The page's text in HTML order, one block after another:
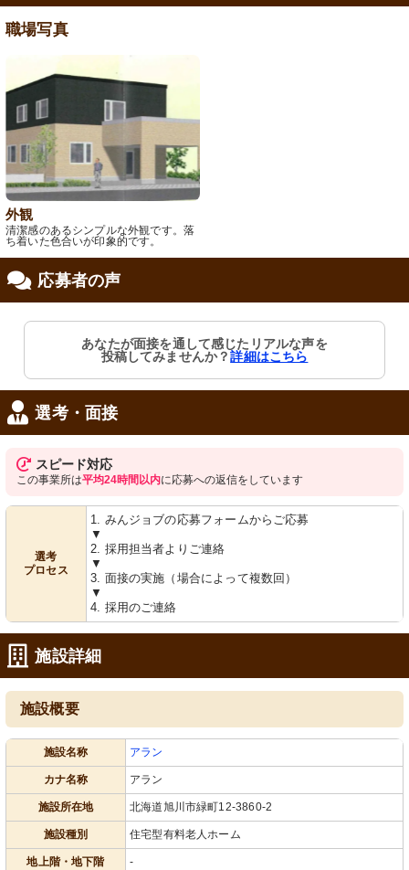
職場写真
外観
清潔感のあるシンプルな外観です。落
ち着いた色合いが印象的です。
応募者の声
あなたが面接を通して感じたリアルな声を
投稿してみませんか？詳細はこちら
選考・面接
スピード対応
この事業所は平均24時間以内に応募への返信をしています
選考
プロセス
1. みんジョブの応募フォームからご応募
▼
2. 採用担当者よりご連絡
▼
3. 面接の実施（場合によって複数回）
▼
4. 採用のご連絡
施設詳細
施設概要
施設名称 アラン
カナ名称 アラン
施設所在地 北海道旭川市緑町12-3860-2
施設種別 住宅型有料老人ホーム
地上階・地下階 -